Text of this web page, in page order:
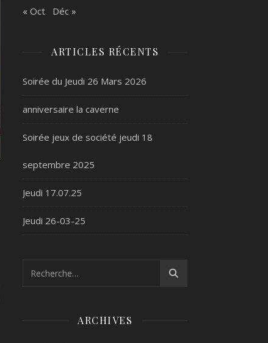
« Oct Déc »
ARTICLES RÉCENTS
Soirée du Jeudi 26 Mars 2026
anniversaire la caverne
Soirée jeux de société jeudi 18
septembre 2025
Jeudi 17.07.25
Jeudi 26-03-25
ARCHIVES